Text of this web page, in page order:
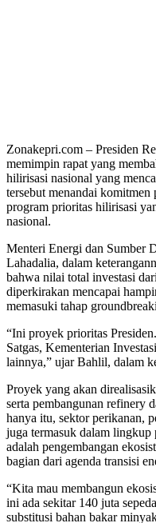
Zonakepri.com – Presiden
memimpin rapat yang
hilirisasi nasional yang
tersebut menandai
program prioritas hilirisasi
nasional.
Menteri Energi dan Sumber
Lahadalia, dalam
bahwa nilai total investasi
diperkirakan mencapai
memasuki tahap
“Ini proyek prioritas
Satgas, Kementerian
lainnya,” ujar Bahlil, dalam
Proyek yang akan
serta pembangunan refinery
hanya itu, sektor perikanan,
juga termasuk dalam lingkup
adalah pengembangan
bagian dari agenda transisi
“Kita mau membangun
ini ada sekitar 140 juta
substitusi bahan bakar